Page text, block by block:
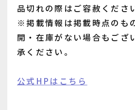
品切れの際はご容赦くださ
※掲載情報は掲載時点のも
開・在庫がない場合もござ
承ください。
公式HPはこちら